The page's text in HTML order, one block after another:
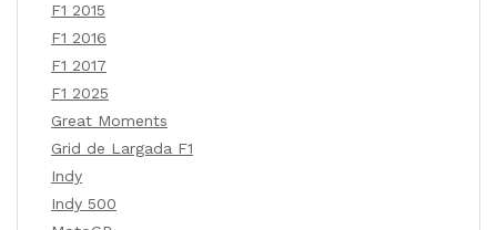
F1 2015
F1 2016
F1 2017
F1 2025
Great Moments
Grid de Largada F1
Indy
Indy 500